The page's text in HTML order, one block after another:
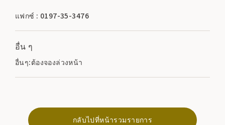
แฟกซ์ : 0197-35-3476
อื่น ๆ
อื่นๆ:ต้องจองล่วงหน้า
กลับไปที่หน้ารวมรายการ